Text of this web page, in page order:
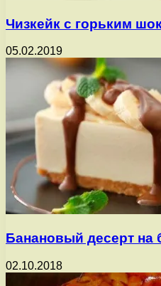
Чизкейк с горьким
05.02.2019
Банановый десерт на
02.10.2018